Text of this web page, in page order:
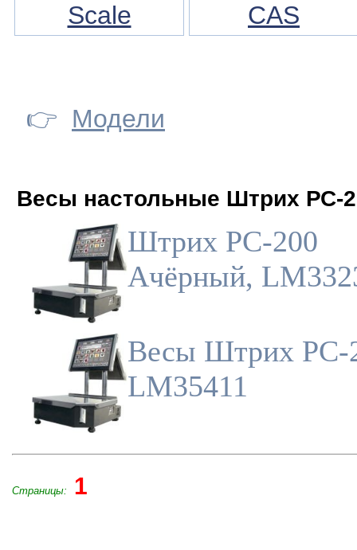
Scale
CAS
👉 Модели
Весы настольные Штрих РС-
Штрих РС-200
Aчёрный,
Весы Штрих РС-
LM35411
Страницы: 1